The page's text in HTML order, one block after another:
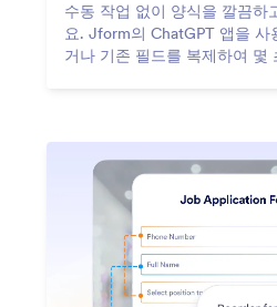
수동 작업 없이 양식을 깔끔하
요. Jform의 ChatGPT 앱을 사
거나 기존 필드를 복제하여 몇